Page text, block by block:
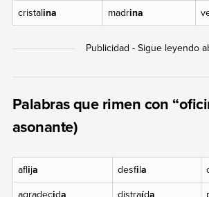
cristalina madrina
Palabras que rimen con
asonante)
aflija desfila
agradecida distraída